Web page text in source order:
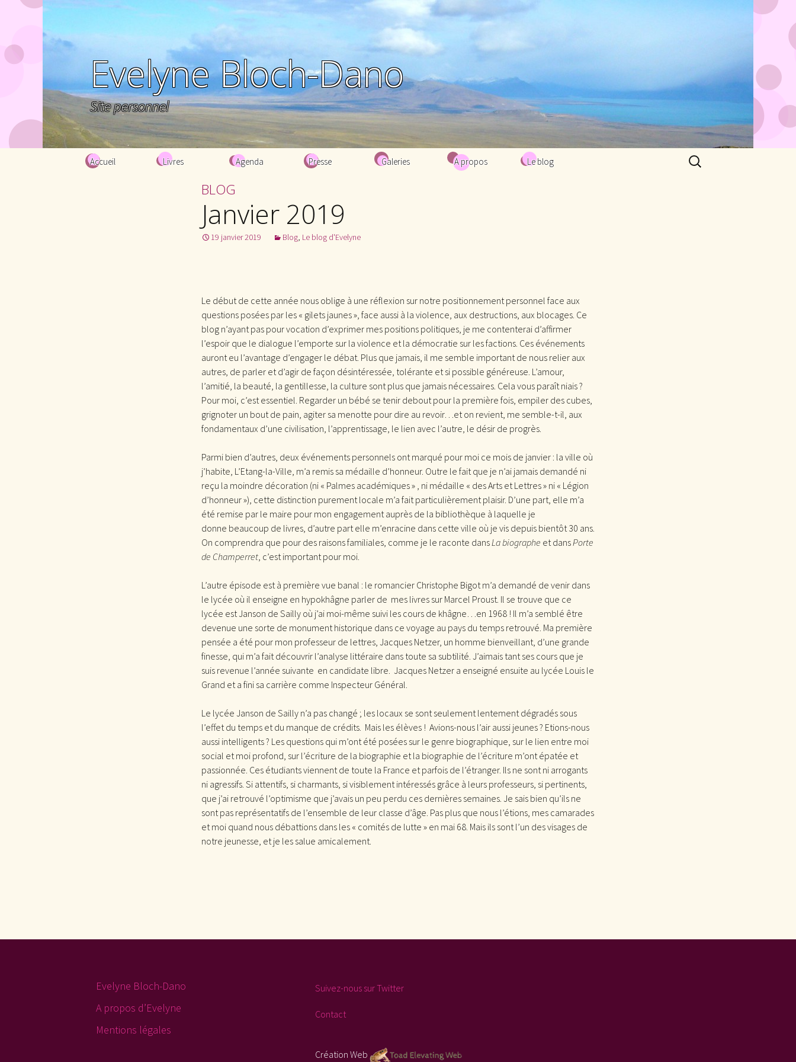
Evelyne Bloch-Dano
Site personnel
Aller au contenu principal
Accueil Livres Agenda Presse Galeries A propos Le blog Rechercher :
BLOG
Janvier 2019
19 janvier 2019 Blog, Le blog d'Evelyne
Le début de cette année nous oblige à une réflexion sur notre positionnement personnel face aux
questions posées par les « gilets jaunes », face aussi à la violence, aux destructions, aux blocages. Ce
blog n’ayant pas pour vocation d’exprimer mes positions politiques, je me contenterai d’affirmer
l’espoir que le dialogue l’emporte sur la violence et la démocratie sur les factions. Ces événements
auront eu l’avantage d’engager le débat. Plus que jamais, il me semble important de nous relier aux
autres, de parler et d’agir de façon désintéressée, tolérante et si possible généreuse. L’amour,
l’amitié, la beauté, la gentillesse, la culture sont plus que jamais nécessaires. Cela vous paraît niais ?
Pour moi, c’est essentiel. Regarder un bébé se tenir debout pour la première fois, empiler des cubes,
grignoter un bout de pain, agiter sa menotte pour dire au revoir…et on revient, me semble-t-il, aux
fondamentaux d’une civilisation, l’apprentissage, le lien avec l’autre, le désir de progrès.
Parmi bien d’autres, deux événements personnels ont marqué pour moi ce mois de janvier : la ville où
j’habite, L’Etang-la-Ville, m’a remis sa médaille d’honneur. Outre le fait que je n’ai jamais demandé ni
reçu la moindre décoration (ni « Palmes académiques » , ni médaille « des Arts et Lettres » ni « Légion
d’honneur »), cette distinction purement locale m’a fait particulièrement plaisir. D’une part, elle m’a
été remise par le maire pour mon engagement auprès de la bibliothèque à laquelle je
donne beaucoup de livres, d’autre part elle m’enracine dans cette ville où je vis depuis bientôt 30 ans.
On comprendra que pour des raisons familiales, comme je le raconte dansLa biographe et dansPorte
de Champerret, c’est important pour moi.
L’autre épisode est à première vue banal : le romancier Christophe Bigot m’a demandé de venir dans
le lycée où il enseigne en hypokhâgne parler de mes livres sur Marcel Proust. Il se trouve que ce
lycée est Janson de Sailly où j’ai moi-même suivi les cours de khâgne…en 1968 ! Il m’a semblé être
devenue une sorte de monument historique dans ce voyage au pays du temps retrouvé. Ma première
pensée a été pour mon professeur de lettres, Jacques Netzer, un homme bienveillant, d’une grande
finesse, qui m’a fait découvrir l’analyse littéraire dans toute sa subtilité. J’aimais tant ses cours que je
suis revenue l’année suivante en candidate libre. Jacques Netzer a enseigné ensuite au lycée Louis le
Grand et a fini sa carrière comme Inspecteur Général.
Le lycée Janson de Sailly n’a pas changé ; les locaux se sont seulement lentement dégradés sous
l’effet du temps et du manque de crédits. Mais les élèves ! Avions-nous l’air aussi jeunes ? Etions-nous
aussi intelligents ? Les questions qui m’ont été posées sur le genre biographique, sur le lien entre moi
social et moi profond, sur l’écriture de la biographie et la biographie de l’écriture m’ont épatée et
passionnée. Ces étudiants viennent de toute la France et parfois de l’étranger. Ils ne sont ni arrogants
ni agressifs. Si attentifs, si charmants, si visiblement intéressés grâce à leurs professeurs, si pertinents,
que j’ai retrouvé l’optimisme que j’avais un peu perdu ces dernières semaines. Je sais bien qu’ils ne
sont pas représentatifs de l’ensemble de leur classe d’âge. Pas plus que nous l’étions, mes camarades
et moi quand nous débattions dans les « comités de lutte » en mai 68. Mais ils sont l’un des visages de
notre jeunesse, et je les salue amicalement.
Evelyne Bloch-Dano
A propos d’Evelyne
Mentions légales
Suivez-nous sur Twitter
Contact
Création Web